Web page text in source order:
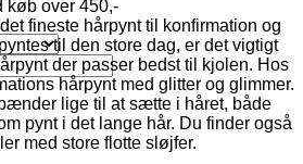
køb over 450,-
fineste hårpynt til konfirmation og
til den store dag, er det vigtigt
der passer bedst til kjolen. Hos
hårpynt med glitter og glimmer.
lige til at sætte i håret, både
pynt i det lange hår. Du finder også
med store flotte sløjfer.